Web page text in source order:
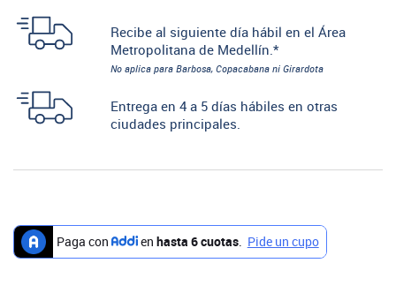
Recibe al siguiente día hábil en el Área
Metropolitana de Medellín.*
No aplica para Barbosa, Copacabana ni Girardota
Entrega en 4 a 5 días hábiles en otras
ciudades principales.